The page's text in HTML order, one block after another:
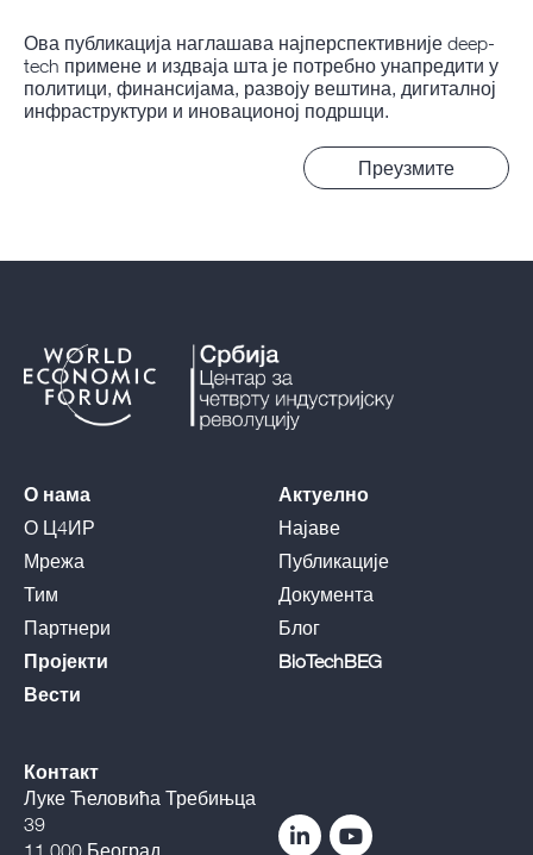
Ова публикација наглашава најперспективније deep-
tech примене и издваја шта је потребно унапредити у
политици, финансијама, развоју вештина, дигиталној
инфраструктури и иновационој подршци.
Преузмите
О нама
О Ц4ИР
Мрежа
Тим
Партнери
Пројекти
Вести
Актуелно
Најаве
Публикације
Документа
Блог
BioTechBEG
Контакт
Луке Ћеловића Требињца
39
11 000 Београд